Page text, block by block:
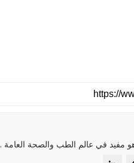
مفيد في عالم الطب والصحة العامة .